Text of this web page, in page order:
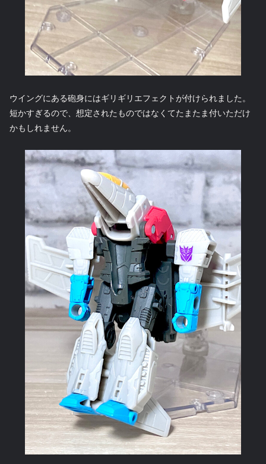
ウイングにある砲身にはギリギリエフェクトが付けられました。
短かすぎるので、想定されたものではなくてたまたま付いただけ
かもしれません。